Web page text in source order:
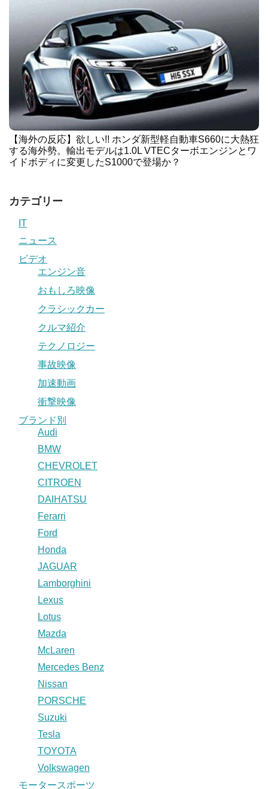
【海外の反応】欲しい!! ホンダ新型軽自動車S660に大熱狂
する海外勢。輸出モデルは1.0L VTECターボエンジンとワ
イドボディに変更したS1000で登場か？
カテゴリー
IT
ニュース
ビデオ
エンジン音
おもしろ映像
クラシックカー
クルマ紹介
テクノロジー
事故映像
加速動画
衝撃映像
ブランド別
Audi
BMW
CHEVROLET
CITROEN
DAIHATSU
Ferarri
Ford
Honda
JAGUAR
Lamborghini
Lexus
Lotus
Mazda
McLaren
Mercedes Benz
Nissan
PORSCHE
Suzuki
Tesla
TOYOTA
Volkswagen
モータースポーツ